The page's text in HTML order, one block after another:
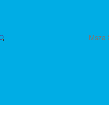
Msza